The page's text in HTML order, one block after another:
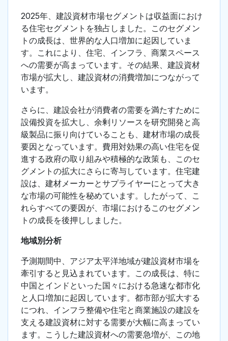
2025年、建設資材市場セグメントは収益面におけ
る住宅セグメントを独占しました。このセグメン
トの成長は、世界的な人口増加に起因していま
す。これにより、住宅、インフラ、商業スペース
への需要が高まっています。その結果、建設資材
市場が拡大し、建設資材の消費増加につながって
います。
さらに、建設会社が消費者の需要を満たすために
設備投資を拡大し、余剰リソースを研究開発と高
級製品に振り向けていることも、建材市場の成長
要因となっています。費用対効果の高い住宅を促
進する政府の取り組みや積極的な政策も、このセ
グメントの拡大にさらに寄与しています。住宅建
設は、建材メーカーとサプライヤーにとって大き
な市場の可能性を秘めています。したがって、こ
れらすべての要因が、市場におけるこのセグメン
トの成長を後押ししました。
地域別分析
予測期間中、アジア太平洋地域が建設資材市場を
牽引すると見込まれています。この成長は、特に
中国とインドといった国々における急速な都市化
と人口増加に起因しています。都市部が拡大する
につれ、インフラ整備や住宅と商業施設の建設を
支える建設資材に対する需要が大幅に高まってい
ます。こうした建設資材への需要急増が、この地